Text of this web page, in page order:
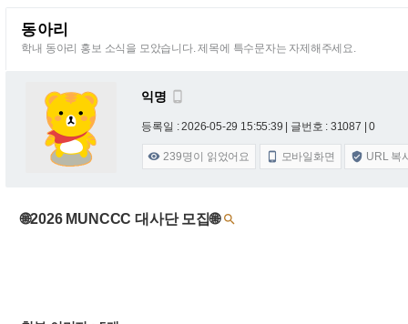
동아리
학내 동아리 홍보 소식을 모았습니다. 제목에 특수문자는 자제해주세요.
익명 
등록일 : 2026-05-29 15:55:39 | 글번호 : 31087 | 0
 239명이 읽었어요  모바일화면  URL 복
🌐2026 MUNCCC 대사단 모집🌐